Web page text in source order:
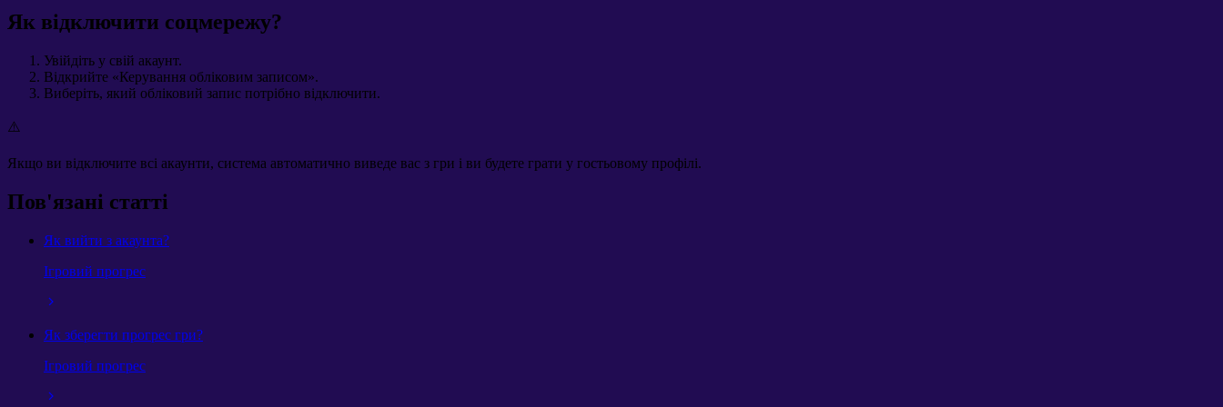
Як відключити соцмережу?
Увійдіть у свій акаунт.
Відкрийте «Керування обліковим записом».
Виберіть, який обліковий запис потрібно відключити.
⚠️
Якщо ви відключите всі акаунти, система автоматично виведе вас з гри і ви будете грати у гостьовому профілі.
Пов'язані статті
Як вийти з акаунта?
Ігровий прогрес
Як зберегти прогрес гри?
Ігровий прогрес